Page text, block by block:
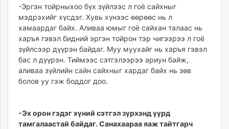
-Эргэн тойрныхоо бүх зүйлээс л гоё сайхныг
мэдрэхийг хүсдэг. Хувь хүнээс өөрөөс нь л
хамаардаг байх. Аливаа юмыг гоё сайхан талаас нь
харъя гэвэл бидний эргэн тойрон тэр чигээрээ л гоё
зүйлсээр дүүрэн байдаг. Муу муухайг нь харъя гэвэл
бас л дүүрэн. Тиймээс сэтгэлээрээ ариун байж,
аливаа зүйлийн сайн сайхныг хардаг байх нь зөв
болов уу гэж боддог доо.
-Эх орон гэдэг хүний сэтгэл зүрхэнд үүрд
тамгалаастай байдаг. Санахаараа яаж тайтгарч